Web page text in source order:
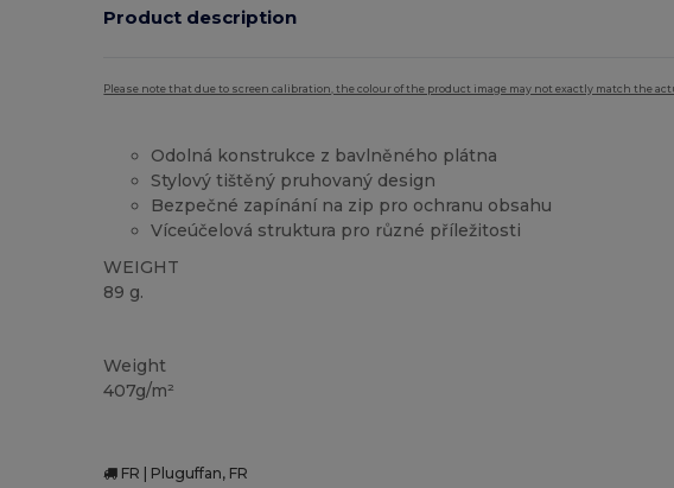
Product description
Please note that due to screen calibration, the colour of the product image may not exactly match the
Odolná konstrukce z bavlněného plátna
Stylový tištěný pruhovaný design
Bezpečné zapínání na zip pro ochranu obsahu
Víceúčelová struktura pro různé příležitosti
WEIGHT
89 g.
Weight
407g/m²
FR | Pluguffan, FR